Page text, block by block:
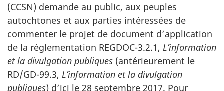
(CCSN) demande au public, aux peuples
autochtones et aux parties intéressées de
commenter le projet de document d’application
de la réglementation REGDOC-3.2.1, L’information
et la divulgation publiques (antérieurement le
RD/GD-99.3, L’information et la divulgation
publiques) d’ici le 28 septembre 2017. Pour